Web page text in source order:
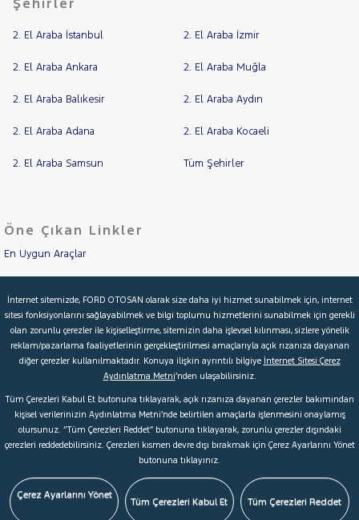
2. El Araba İstanbul 2. El Araba İzmir
2. El Araba Ankara 2. El Araba Muğla
2. El Araba Balıkesir 2. El Araba Aydın
2. El Araba Adana 2. El Araba Kocaeli
2. El Araba Samsun Tüm Şehirler
Öne Çıkan Linkler
En Uygun Araçlar
İkinci El Garanti
Kampanyalar
Kredi Hesaplama & Başvuru
© 2026 Ford Türkiye Ford Kurumsal Hakkımızda
Şartlar & Kişisel Verilerin Korunması S.S.S.
Çerez Tercihleri
İnternet sitemizde, FORD OTOSAN olarak size daha iyi hizmet sunabilmek için, internet
sitesi fonksiyonlarını sağlayabilmek ve bilgi toplumu hizmetlerini sunabilmek için gerekli
olan zorunlu çerezler ile kişiselleştirme, sitemizin daha işlevsel kılınması, sizlere yönelik
reklam/pazarlama faaliyetlerinin gerçekleştirilmesi amaçlarıyla açık rızanıza dayanan
diğer çerezler kullanılmaktadır. Konuya ilişkin ayrıntılı bilgiye İnternet Sitesi Çerez
Aydınlatma Metni’nden ulaşabilirsiniz.
Tüm Çerezleri Kabul Et butonuna tıklayarak, açık rızanıza dayanan çerezler bakımından
kişisel verilerinizin Aydınlatma Metni’nde belirtilen amaçlarla işlenmesini onaylamış
olursunuz. “Tüm Çerezleri Reddet” butonuna tıklayarak, zorunlu çerezler dışındaki
çerezleri reddedebilirsiniz. Çerezleri kısmen devre dışı bırakmak için Çerez Ayarlarını Yönet
butonuna tıklayınız.
Çerez Ayarlarını Yönet
Tüm Çerezleri Kabul Et Tüm Çerezleri Reddet